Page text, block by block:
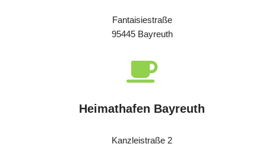
Fantaisiestraße
95445 Bayreuth
Heimathafen Bayreuth
Kanzleistraße 2